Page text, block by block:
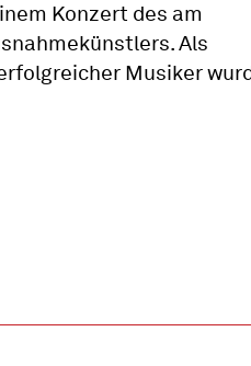
Konzert des am
Als
Musiker